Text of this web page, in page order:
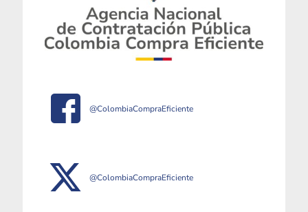
@ColombiaCompraEficiente
@ColombiaCompraEficiente